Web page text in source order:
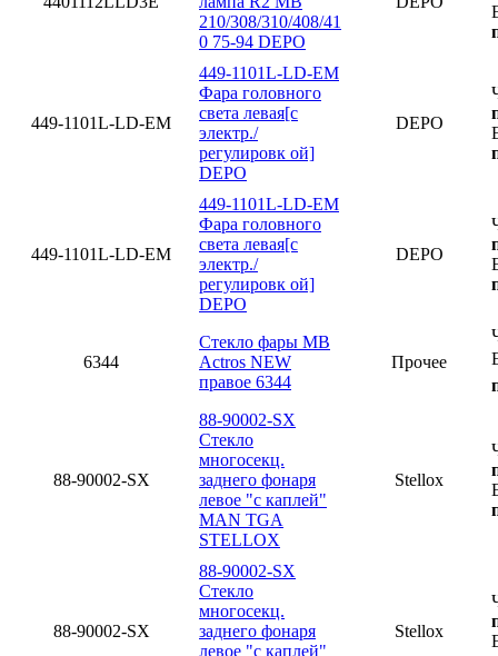
210/308/310/408/41
0 75-94 DEPO
449-1101L-LD-EM
449-1101L-LD-EM
Фара головного
света левая[с
электр./
регулировк ой]
DEPO
DEPO
449-1101L-LD-EM
449-1101L-LD-EM
Фара головного
света левая[с
электр./
регулировк ой]
DEPO
DEPO
6344
Стекло фары MB
Actros NEW
правое 6344
Прочее
88-90002-SX
88-90002-SX
Стекло
многосекц.
заднего фонаря
левое "с каплей"
MAN TGA
STELLOX
Stellox
88-90002-SX
88-90002-SX
Стекло
многосекц.
заднего фонаря
левое "с каплей"
Stellox